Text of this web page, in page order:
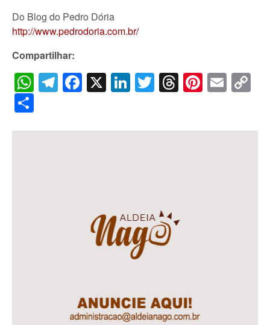
Do Blog do Pedro Dória
http://www.pedrodoria.com.br/
Compartilhar:
WhatsApp
Telegram
Facebook
X LinkedIn
Twitter
Threads